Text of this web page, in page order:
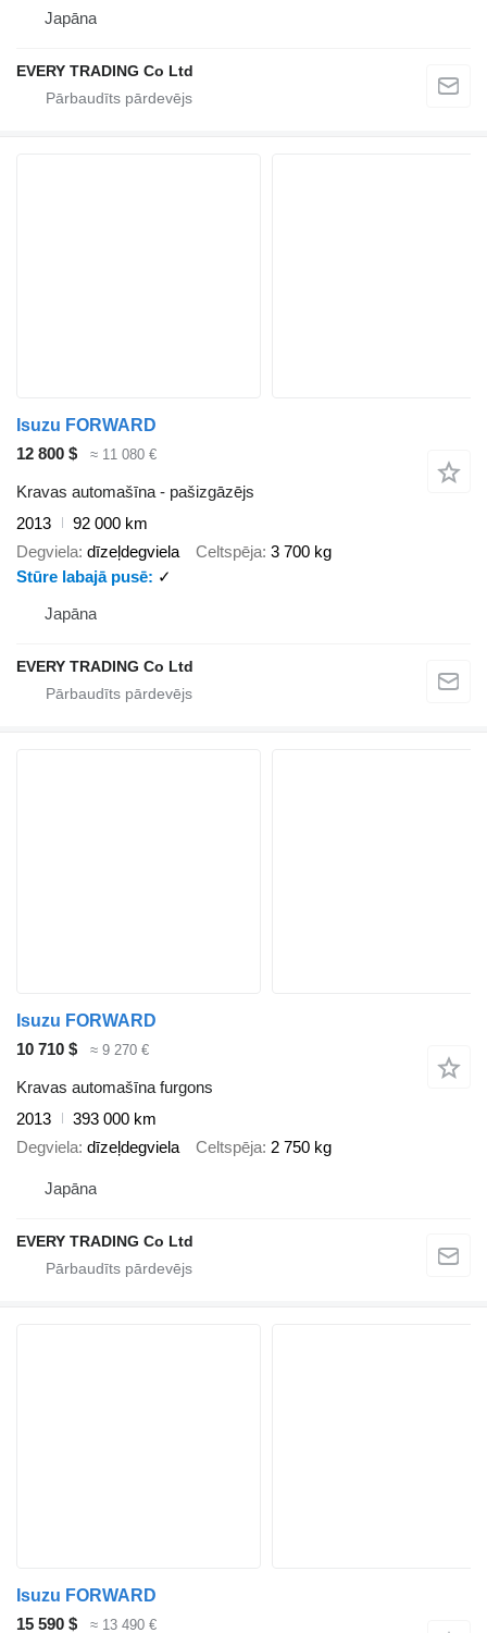
Japāna
EVERY TRADING Co Ltd
Isuzu FORWARD
12 800 $
≈ 11 080 €
Kravas automašīna - pašizgāzējs
2013
92 000 km
Degviela dīzeļdegviela Celtspēja 3 700 kg
Stūre labajā pusē
✓
Japāna
EVERY TRADING Co Ltd
Isuzu FORWARD
10 710 $
≈ 9 270 €
Kravas automašīna furgons
2013
393 000 km
Degviela dīzeļdegviela Celtspēja 2 750 kg
Japāna
EVERY TRADING Co Ltd
Isuzu FORWARD
15 590 $
≈ 13 490 €